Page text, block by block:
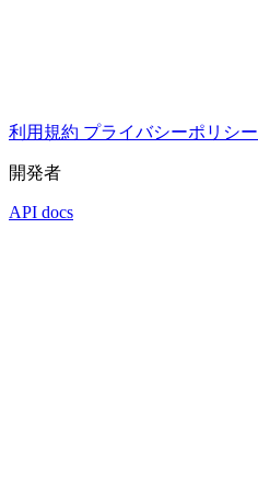
利用規約 プライバシーポリシー
開発者
API docs